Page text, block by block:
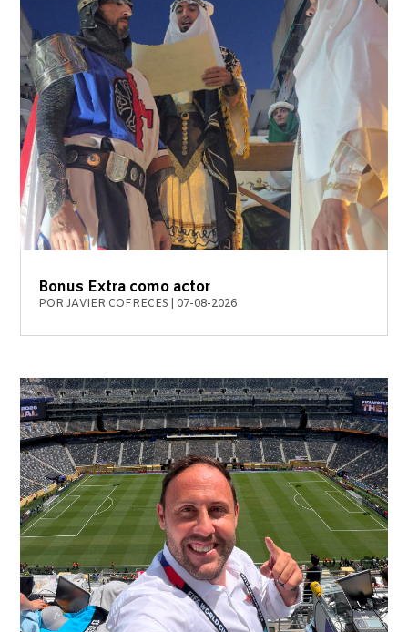
Bonus Extra como actor
PORJAVIER COFRECES 07-08-2026